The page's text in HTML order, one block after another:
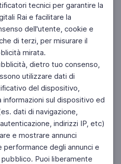
tecnici per garantire la
Rai e facilitare la
dell'utente, cookie e
di terzi, per misurare il
mirata.
dietro tuo consenso,
utilizzare dati di
del dispositivo,
informazioni sul dispositivo ed
dati di navigazione,
indirizzi IP, etc)
e mostrare annunci
performance degli annunci e
Puoi liberamente